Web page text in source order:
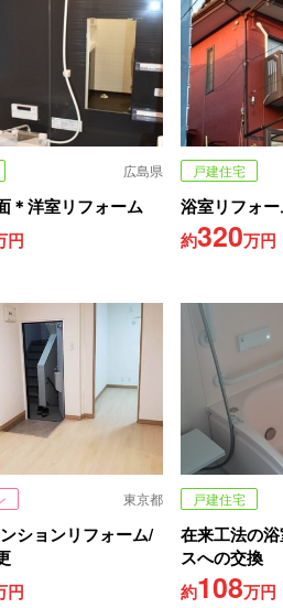
広島県
＊洋室リフォーム
円
戸建住宅
浴室リフォ
約320万円
東京都
ションリフォーム/
円
戸建住宅
在来工法の
スへの交換
約108万円